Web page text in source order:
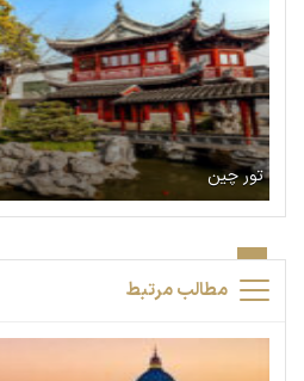
تور چین
مطالب مرتبط